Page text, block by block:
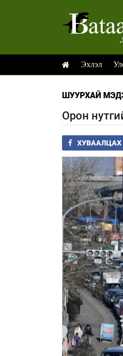
Эхлэл
ШУУРХАЙ
Орон
ХУВААЛЦАХ